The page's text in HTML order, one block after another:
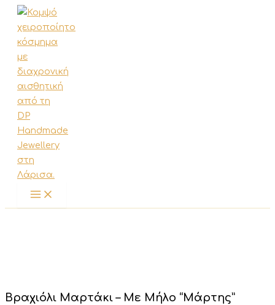
Μετάβαση
στο
περιεχόμενο
Βραχιόλι Μαρτάκι – Με Μήλο “Μάρτης”